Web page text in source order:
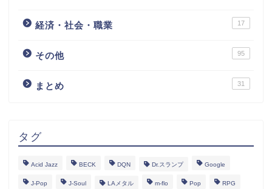
経済・社会・職業 17
その他 95
まとめ 31
タグ
Acid Jazz BECK DQN Dr.スランプ Google
J-Pop J-Soul LAメタル m-flo Pop RPG